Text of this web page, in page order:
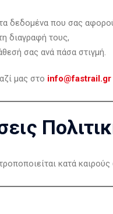
δεδομένα που σας
διαγραφή τους,
σας ανά πάσα στιγμή.
μας στο info@fastrail.gr
κατά